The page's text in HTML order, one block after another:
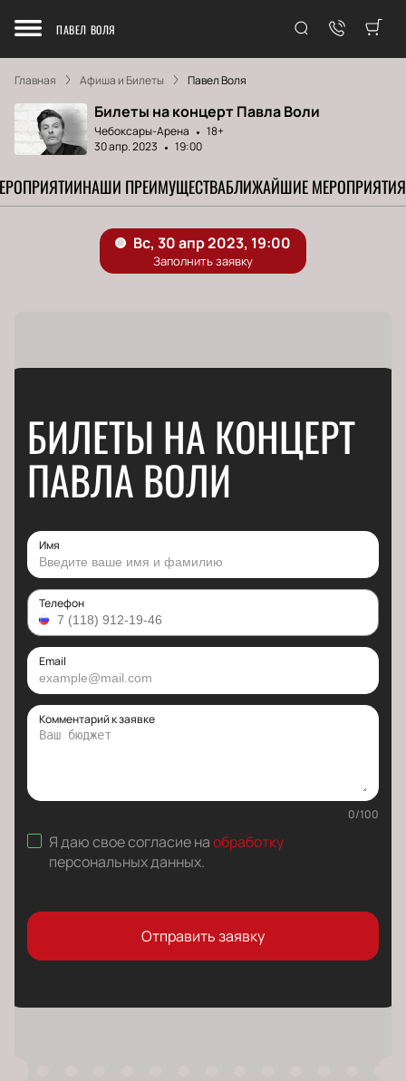
ПАВЕЛ ВОЛЯ
Главная Афиша и Билеты Павел Воля
Билеты на концерт Павла Воли
Чебоксары-Арена
18+
30 апр. 2023
19:00
НАШИ ПРЕИМУЩЕСТВАБЛИЖАЙШИЕ МЕРОПРИЯТИЯ
БИЛЕТЫ НА КОНЦЕРТ
ПАВЛА ВОЛИ
Имя
Телефон
Email
Комментарий к заявке
0/100
Я даю свое согласие наобработку
персональных данных.
Отправить заявку